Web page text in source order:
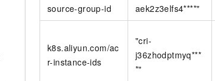
source-group-id
aek2z3elfs4****"
k8s.aliyun.com/ac
r-instance-ids
"cri-
j36zhodptmyq***
*"
大模型解决方案
快速部署 Dify，高效搭建 AI 应用